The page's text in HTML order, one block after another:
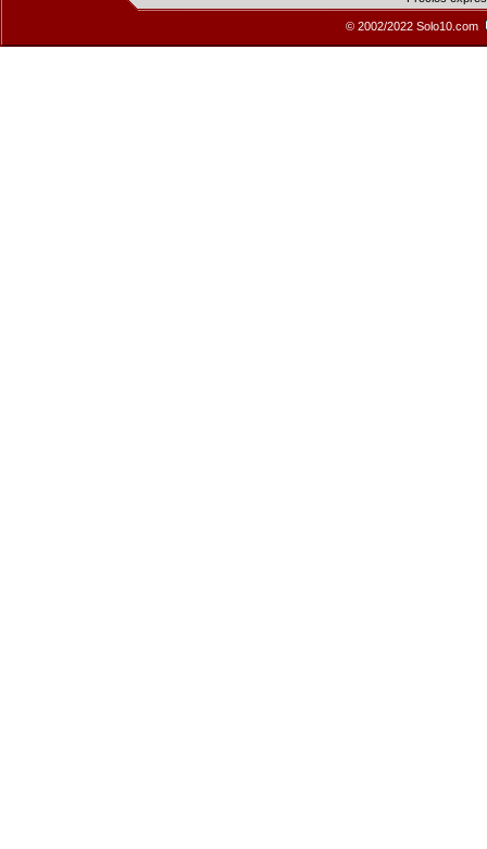
© 2002/2022 Solo10.com